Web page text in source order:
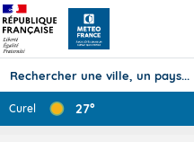
Curel 27°